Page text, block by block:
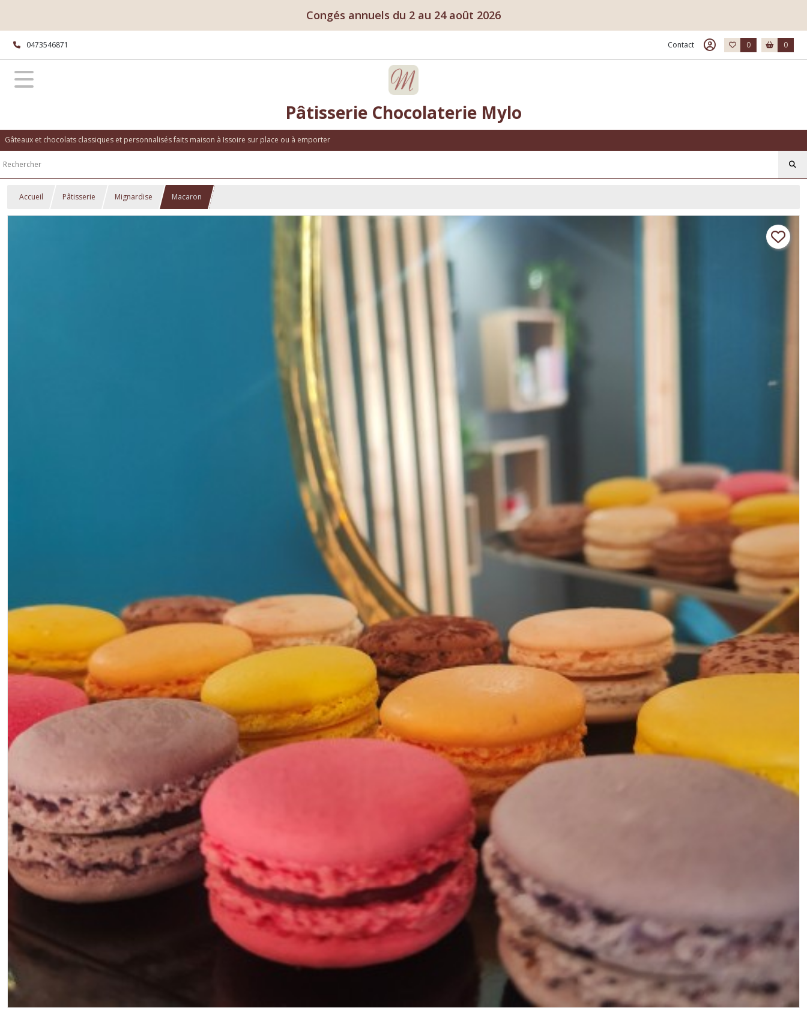
Congés annuels du 2 au 24 août 2026
0473546871 Contact 0 0
Pâtisserie Chocolaterie Mylo
Gâteaux et chocolats classiques et personnalisés faits maison à Issoire sur place ou à emporter
Accueil Pâtisserie Mignardise Macaron